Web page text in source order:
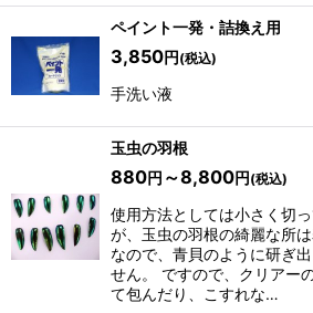
ペイント一発・詰換え用
3,850円 (税込)
手洗い液
玉虫の羽根
880円 ～8,800円 (税込)
使用方法としては小さく切
が、玉虫の羽根の綺麗な所
なので、青貝のように研ぎ
せん。 ですので、クリアー
て包んだり、こすれな…